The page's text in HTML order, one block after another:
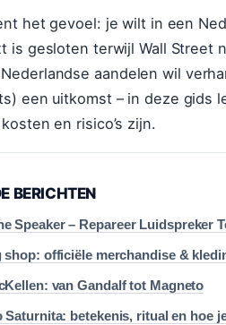
het gevoel: je wilt in een
is gesloten terwijl Wall Street
aandelen wil
een uitkomst – in deze gids
en risico’s zijn.
BERICHTEN
Speaker – Repareer Luidspreker
shop: officiële merchandise &
van Gandalf tot Magneto
Saturnita: betekenis, ritual en hoe